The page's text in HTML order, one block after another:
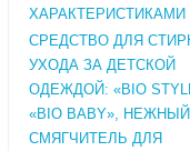
ХАРАКТЕРИСТИКАМИ
СРЕДСТВО ДЛЯ
УХОДА ЗА ДЕТСКОЙ
ОДЕЖДОЙ: «BIO
«BIO BABY», НЕЖНЫЙ
СМЯГЧИТЕЛЬ ДЛЯ